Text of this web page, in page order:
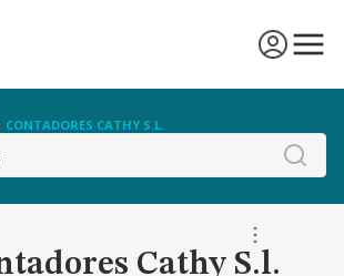
CONTADORES CATHY S.L.
Cathy S.l.